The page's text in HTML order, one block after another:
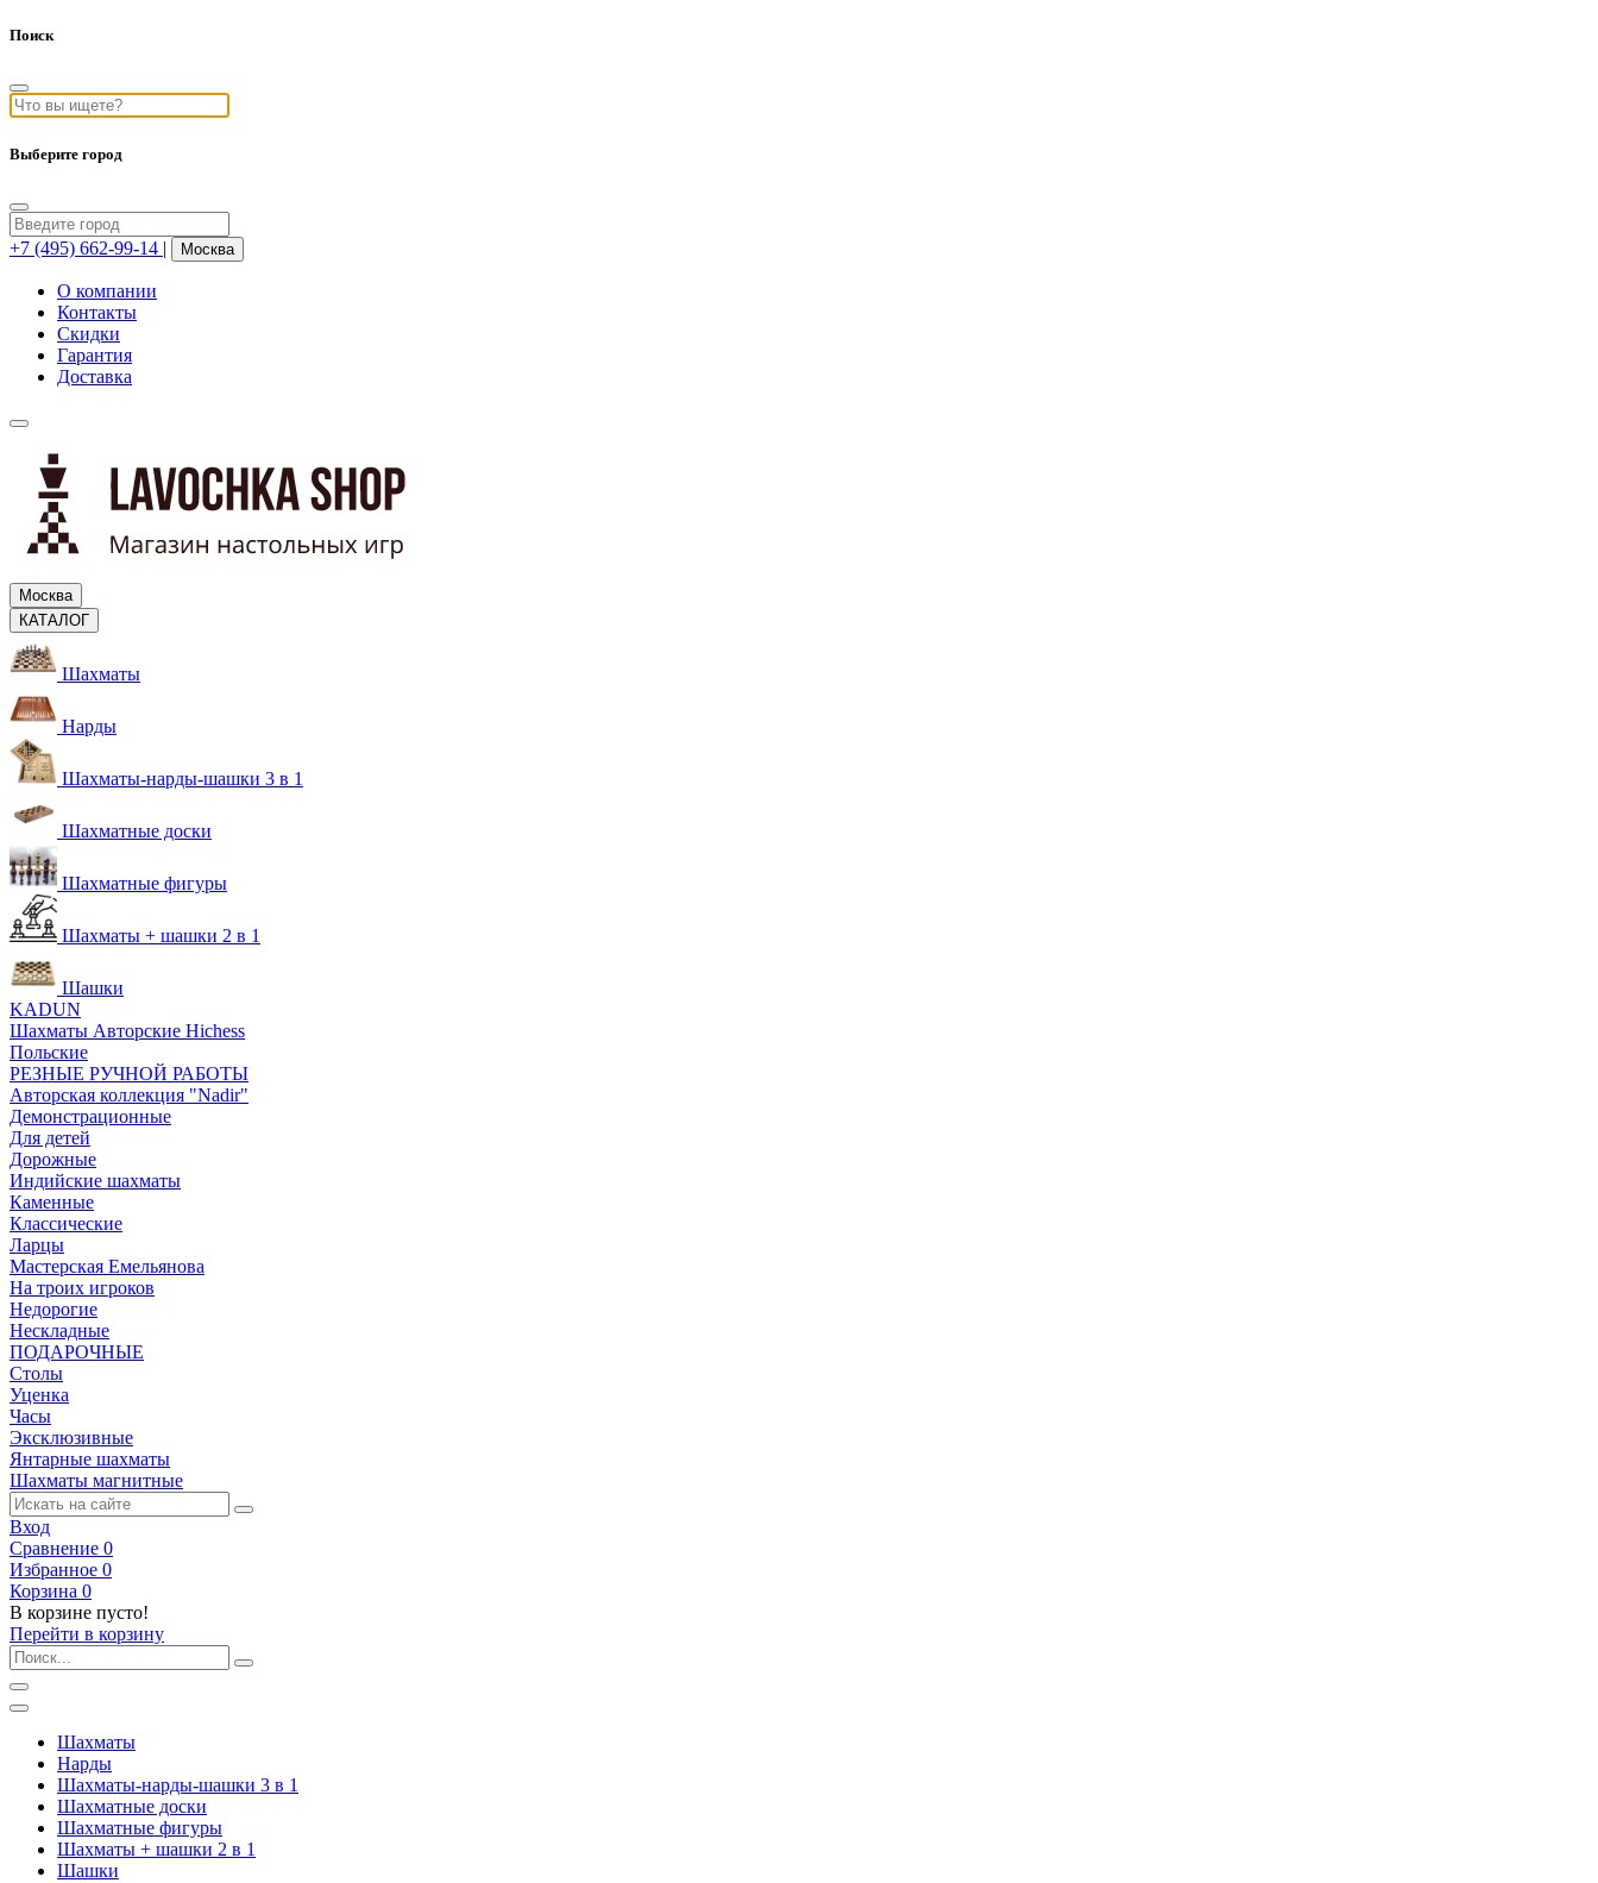
Поиск
Выберите город
+7 (495) 662-99-14 | Москва
О компании
Контакты
Скидки
Гарантия
Доставка
Москва
КАТАЛОГ
Шахматы
Нарды
Шахматы-нарды-шашки 3 в 1
Шахматные доски
Шахматные фигуры
Шахматы + шашки 2 в 1
Шашки
KADUN
Шахматы Авторские Hichess
Польские
РЕЗНЫЕ РУЧНОЙ РАБОТЫ
Авторская коллекция "Nadir"
Демонстрационные
Для детей
Дорожные
Индийские шахматы
Каменные
Классические
Ларцы
Мастерская Емельянова
На троих игроков
Недорогие
Нескладные
ПОДАРОЧНЫЕ
Столы
Уценка
Часы
Эксклюзивные
Янтарные шахматы
Шахматы магнитные
Вход
Сравнение 0
Избранное 0
Корзина 0
В корзине пусто!
Перейти в корзину
Шахматы
Нарды
Шахматы-нарды-шашки 3 в 1
Шахматные доски
Шахматные фигуры
Шахматы + шашки 2 в 1
Шашки